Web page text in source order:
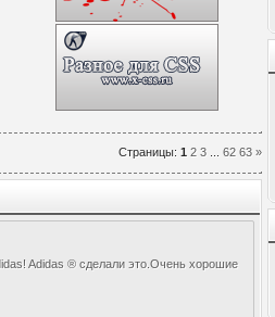
Страницы: 1 2 3 62 63 »
Adidas ® сделали это.Очень хорошие